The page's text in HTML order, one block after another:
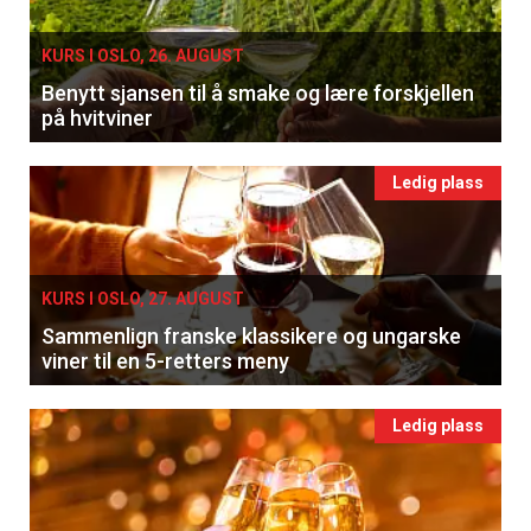
KURS I OSLO, 26. AUGUST
Benytt sjansen til å smake og lære forskjellen
på hvitviner
Ledig plass
KURS I OSLO, 27. AUGUST
Sammenlign franske klassikere og ungarske
viner til en 5-retters meny
Ledig plass